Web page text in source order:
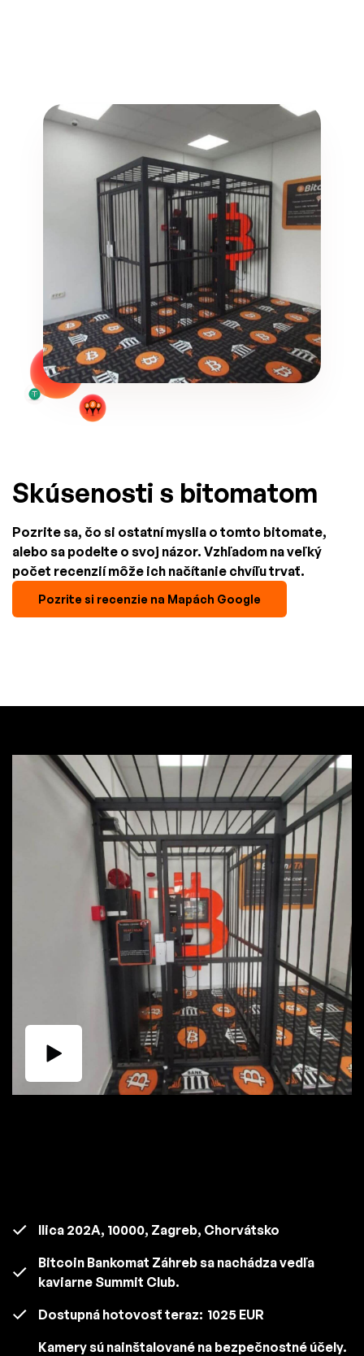
Skúsenosti s bitomatom
Pozrite sa, čo si ostatní myslia o tomto bitomate,
alebo sa podelte o svoj názor. Vzhľadom na veľký
počet recenzií môže ich načítanie chvíľu trvať.
Pozrite si recenzie na Mapách Google
Ilica 202A, 10000, Zagreb, Chorvátsko
Bitcoin Bankomat Záhreb sa nachádza vedľa
kaviarne Summit Club.
Dostupná hotovosť teraz: 1025 EUR
Kamery sú nainštalované na bezpečnostné účely.